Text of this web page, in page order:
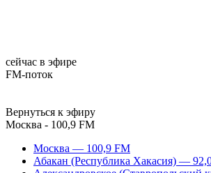
сейчас в эфире
FM-поток
Вернуться к эфиру
Москва - 100,9 FM
Москва — 100,9 FM
Абакан (Республика Хакасия) —